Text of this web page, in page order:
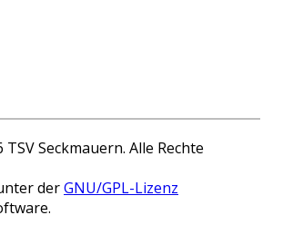
Seckmauern. Alle Rechte
derGNU/GPL-Lizenz